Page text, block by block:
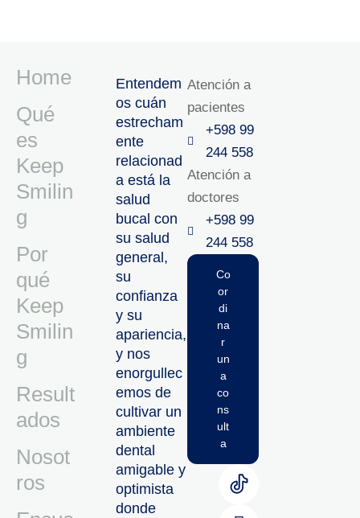
Home
Qué
es
Keep
Smilin
g
Por
qué
Keep
Smilin
g
Result
ados
Nosot
ros
Entendem
os cuán
estrecham
ente
relacionad
a está la
salud
bucal con
su salud
general,
su
confianza
y su
apariencia,
y nos
enorgullec
emos de
cultivar un
ambiente
dental
amigable y
optimista
donde
Atención a
pacientes
+598 99
244 558
Atención a
doctores
+598 99
244 558‬‬
Co
or
di
na
r
un
a
co
ns
ult
a